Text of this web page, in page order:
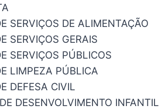
SERVIÇOS DE ALIMENTAÇÃO
SERVIÇOS GERAIS
SERVIÇOS PÚBLICOS
LIMPEZA PÚBLICA
DEFESA CIVIL
DESENVOLVIMENTO INFANTIL